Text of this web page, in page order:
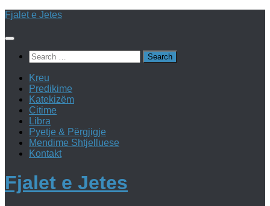
Skip
content
Fjalet e Jetes
Search
for:
Kreu
Predikime
Katekizëm
Citime
Libra
Pyetje & Përgjigje
Mendime Shtjelluese
Kontakt
Fjalet e Jetes